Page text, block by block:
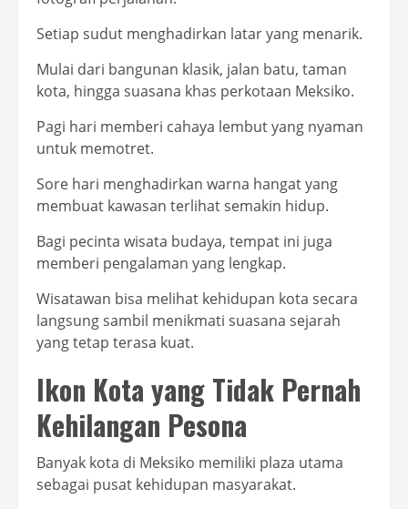
Setiap sudut menghadirkan latar yang menarik.
Mulai dari bangunan klasik, jalan batu, taman
kota, hingga suasana khas perkotaan Meksiko.
Pagi hari memberi cahaya lembut yang nyaman
untuk memotret.
Sore hari menghadirkan warna hangat yang
membuat kawasan terlihat semakin hidup.
Bagi pecinta wisata budaya, tempat ini juga
memberi pengalaman yang lengkap.
Wisatawan bisa melihat kehidupan kota secara
langsung sambil menikmati suasana sejarah
yang tetap terasa kuat.
Ikon Kota yang Tidak Pernah
Kehilangan Pesona
Banyak kota di Meksiko memiliki plaza utama
sebagai pusat kehidupan masyarakat.